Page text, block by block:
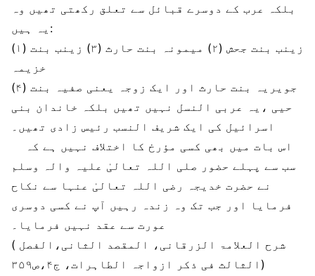
بلکہ عرب کے دوسرے قبائل سے تعلق رکھتی تھیں وہ
یہ ہیں:
(۱) زینب بنت جحش (۲) میمونہ بنت حارث (۳) زینب بنت
خزیمہ
(۴) جویریہ بنت حارث اور ایک زوجہ یعنی صفیہ بنت
حیی ،یہ عربی النسل نہیں تھیں بلکہ خاندان بنی
اسرائیل کی ایک شریف النسب رئیس زادی تھیں۔
سب سے پہلے حضور صلی اللہ تعالیٰ علیہ والہ وسلم
نے حضرت خدیجہ رضی اللہ تعالیٰ عنہا سے نکاح
فرمایا اور جب تک وہ زندہ رہیں آپ نے کسی دوسری
عورت سے عقد نہیں فرمایا۔
( شرح العلامۃ الزرقانی، المقصد الثانی،الفصل
الثالث فی ذکر ازواجہ الطاہرات، ج۴،ص۳۵۹)